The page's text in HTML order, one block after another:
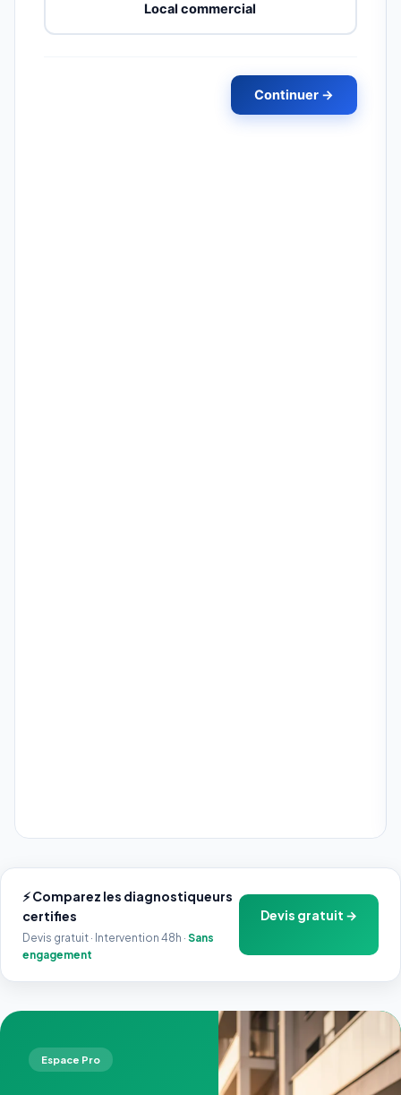
Local commercial
Continuer →
⚡ Comparez les diagnostiqueurs
certifies
Devis gratuit · Intervention 48h · Sans
engagement
Devis gratuit →
Espace Pro